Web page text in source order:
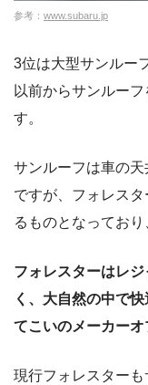
参考： www.subaru.jp
3位は大型サンルー
以前からサンルー
す。
サンルーフは車の
ですが、フォレス
るものとなってお
フォレスターはレ
く、大自然の中で
てこいのメーカーオ
現行フォレスター